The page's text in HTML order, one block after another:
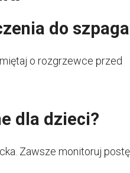
do
o rozgrzewce przed
dla dzieci?
Zawsze monitoruj